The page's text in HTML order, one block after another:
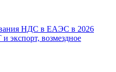
НДС в ЕАЭС в 2026
экспорт, возмездное